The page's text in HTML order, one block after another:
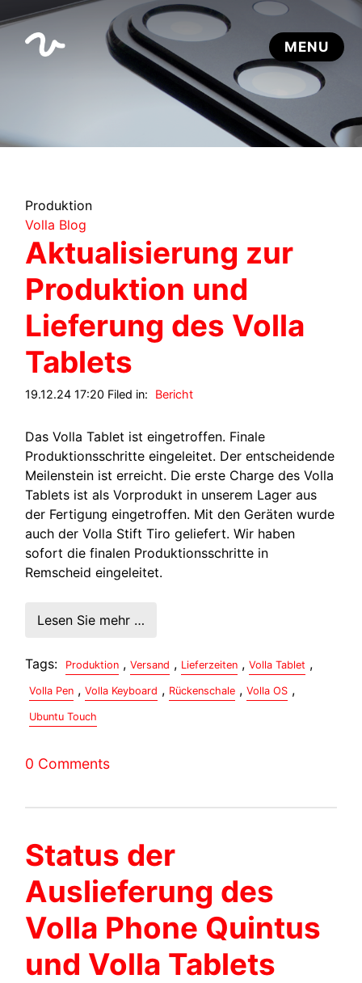
Produktion
Volla Blog
Aktualisierung zur
Produktion und
Lieferung des Volla
Tablets
19.12.24 17:20 Filed in: Bericht
Das Volla Tablet ist eingetroffen. Finale
Produktionsschritte eingeleitet. Der entscheidende
Meilenstein ist erreicht. Die erste Charge des Volla
Tablets ist als Vorprodukt in unserem Lager aus
der Fertigung eingetroffen. Mit den Geräten wurde
auch der Volla Stift Tiro geliefert. Wir haben
sofort die finalen Produktionsschritte in
Remscheid eingeleitet.
Lesen Sie mehr …
Tags: Produktion , Versand , Lieferzeiten , Volla Tablet ,
Volla Pen , Volla Keyboard , Rückenschale , Volla OS ,
Ubuntu Touch
0 Comments
Status der
Auslieferung des
Volla Phone Quintus
und Volla Tablets